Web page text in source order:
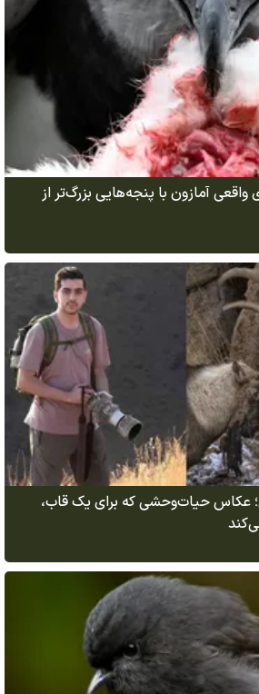
آمازون با پنجه‌هایی بزرگ‌تر از
عکاس حیات‌وحشی که برای یک قاب،